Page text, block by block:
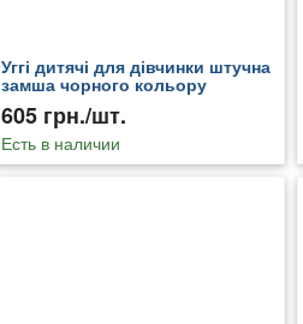
Уггі дитячі для дівчинки штучна
замша чорного кольору
208141T
605 грн./шт.
Есть в наличии